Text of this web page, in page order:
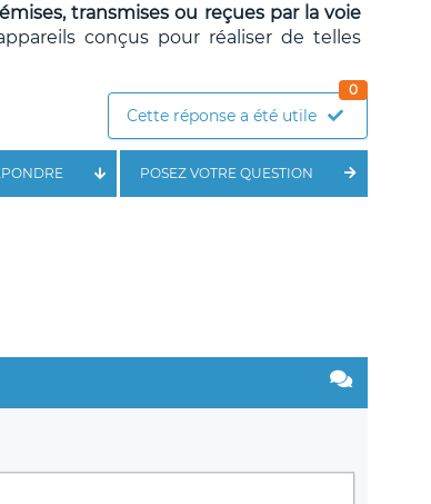
transmises ou reçues par la voie
conçus pour réaliser de telles
Cette réponse a été utile
0
POSEZ VOTRE QUESTION